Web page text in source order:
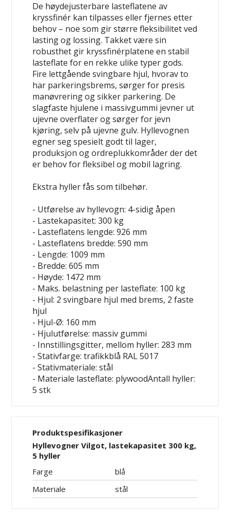
De høydejusterbare lasteflatene av
kryssfinér kan tilpasses eller fjernes etter
behov – noe som gir større fleksibilitet ved
lasting og lossing. Takket være sin
robusthet gir kryssfinérplatene en stabil
lasteflate for en rekke ulike typer gods.
Fire lettgående svingbare hjul, hvorav to
har parkeringsbrems, sørger for presis
manøvrering og sikker parkering. De
slagfaste hjulene i massivgummi jevner ut
ujevne overflater og sørger for jevn
kjøring, selv på ujevne gulv. Hyllevognen
egner seg spesielt godt til lager,
produksjon og ordreplukkområder der det
er behov for fleksibel og mobil lagring.
Ekstra hyller fås som tilbehør.
- Utførelse av hyllevogn: 4-sidig åpen
- Lastekapasitet: 300 kg
- Lasteflatens lengde: 926 mm
- Lasteflatens bredde: 590 mm
- Lengde: 1009 mm
- Bredde: 605 mm
- Høyde: 1472 mm
- Maks. belastning per lasteflate: 100 kg
- Hjul: 2 svingbare hjul med brems, 2 faste
hjul
- Hjul-Ø: 160 mm
- Hjulutførelse: massiv gummi
- Innstillingsgitter, mellom hyller: 283 mm
- Stativfarge: trafikkblå RAL 5017
- Stativmateriale: stål
- Materiale lasteflate: plywoodAntall hyller:
5 stk
Produktspesifikasjoner
Hyllevogner Vilgot, lastekapasitet 300 kg,
5 hyller
Farge
blå
Materiale
stål